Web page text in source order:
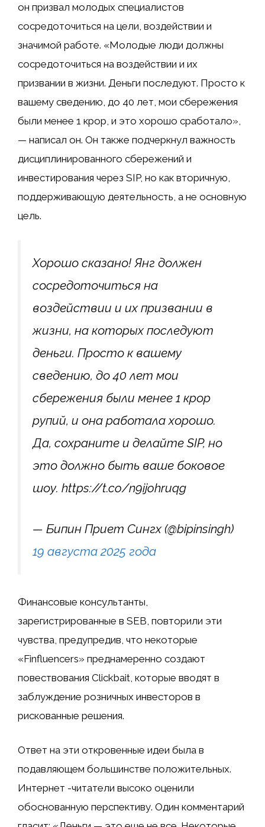
он призвал молодых специалистов
сосредоточиться на цели, воздействии и
значимой работе. «Молодые люди должны
сосредоточиться на воздействии и их
призвании в жизни. Деньги последуют. Просто к
вашему сведению, до 40 лет, мои сбережения
были менее 1 крор, и это хорошо сработало»,
— написал он. Он также подчеркнул важность
дисциплинированного сбережений и
инвестирования через SIP, но как вторичную,
поддерживающую деятельность, а не основную
цель.
Хорошо сказано! Янг должен
сосредоточиться на
воздействии и их призвании в
жизни, на которых последуют
деньги. Просто к вашему
сведению, до 40 лет мои
сбережения были менее 1 крор
рупий, и она работала хорошо.
Да, сохраните и делайте SIP, но
это должно быть ваше боковое
шоу. https://t.co/n9ijohruqg
— Бипин Приет Сингх (@bipinsingh)
19 августа 2025 года
Финансовые консультанты,
зарегистрированные в SEB, повторили эти
чувства, предупредив, что некоторые
«Finfluencers» преднамеренно создают
повествования Clickbait, которые вводят в
заблуждение розничных инвесторов в
рискованные решения.
Ответ на эти откровенные идеи была в
подавляющем большинстве положительных.
Интернет -читатели высоко оценили
обоснованную перспективу. Один комментарий